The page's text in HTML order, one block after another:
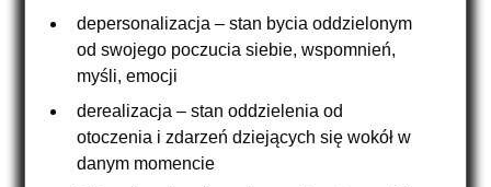
depersonalizacja – stan bycia oddzielonym
od swojego poczucia siebie, wspomnień,
myśli, emocji
derealizacja – stan oddzielenia od
otoczenia i zdarzeń dziejących się wokół w
danym momencie